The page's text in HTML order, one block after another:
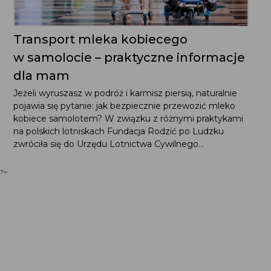
Transport mleka kobiecego
w samolocie – praktyczne informacje
dla mam
Jeżeli wyruszasz w podróż i karmisz piersią, naturalnie
pojawia się pytanie: jak bezpiecznie przewozić mleko
kobiece samolotem? W związku z różnymi praktykami
na polskich lotniskach Fundacja Rodzić po Ludzku
zwróciła się do Urzędu Lotnictwa Cywilnego...
?>